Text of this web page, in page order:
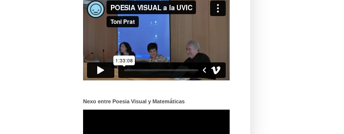
Nexo entre Poesia Visual y Matemáticas